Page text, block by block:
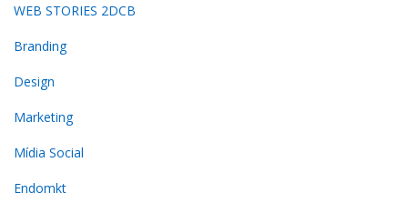
WEB STORIES 2DCB
Branding
Design
Marketing
Mídia Social
Endomkt